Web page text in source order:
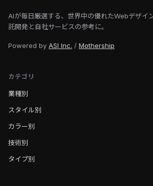
AIが毎日厳選する、世界中の優れたWebデザイ
託開発と自社サービスの参考に。
Powered by ASI Inc. / Mothership
カテゴリ
業種別
スタイル別
カラー別
技術別
タイプ別